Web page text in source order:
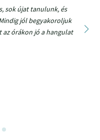
sok újat tanulunk, és
jól begyakoroljuk
az órákon jó a hangulat